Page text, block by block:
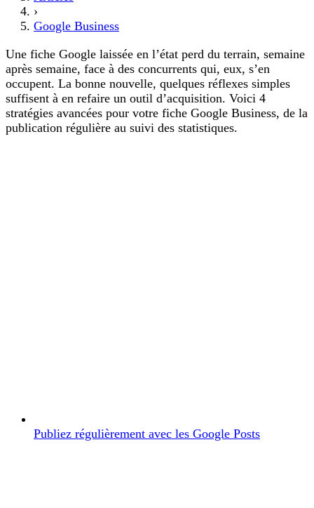
›
Google Business
Une fiche Google laissée en l’état perd du terrain, semaine
après semaine, face à des concurrents qui, eux, s’en
occupent. La bonne nouvelle, quelques réflexes simples
suffisent à en refaire un outil d’acquisition. Voici 4
stratégies avancées pour votre fiche Google Business, de la
publication régulière au suivi des statistiques.
Publiez régulièrement avec les Google Posts